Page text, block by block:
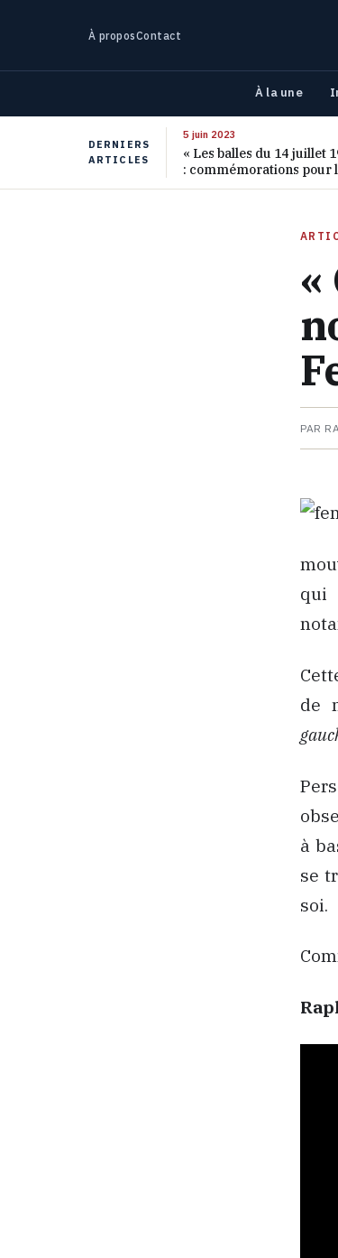
À proposContact
À la une
DERNIERS
ARTICLES
5 juin 2023
« Les balles du 14 juillet
: commémorations pour
ans de ce massacre
«
PAR
qui
de
à
se
soi.